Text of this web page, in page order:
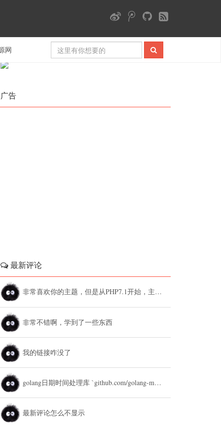
网
广告
最新评论
非常喜欢你的主题，但是从PHP7.1开始，主题设置中的列表广告和文章底部广告无法...
非常不错啊，学到了一些东西
我的链接咋没了
golang日期时间处理库 `github.com/golang-module/...
最新评论怎么不显示